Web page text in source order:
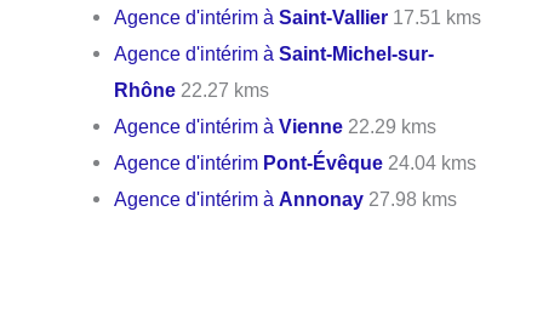
Agence d'intérim àSaint-Vallier 17.51 kms
Agence d'intérim àSaint-Michel-sur-
Rhône 22.27 kms
Agence d'intérim àVienne 22.29 kms
Agence d'intérim Pont-Évêque 24.04 kms
Agence d'intérim à Annonay 27.98 kms